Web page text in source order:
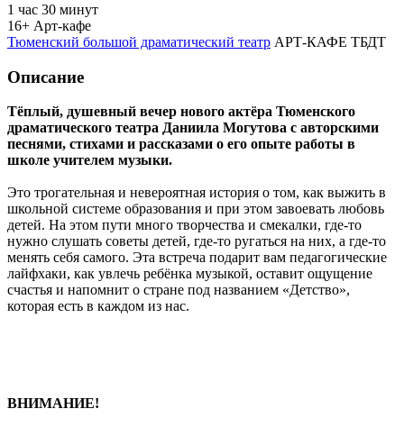
1 час 30 минут
16+ Арт-кафе
Тюменский большой драматический театр АРТ-КАФЕ ТБДТ
Описание
Тёплый, душевный вечер нового актёра Тюменского
драматического театра Даниила Могутова с авторскими
песнями, стихами и рассказами о его опыте работы в
школе учителем музыки.
Это трогательная и невероятная история о том, как выжить в
школьной системе образования и при этом завоевать любовь
детей. На этом пути много творчества и смекалки, где-то
нужно слушать советы детей, где-то ругаться на них, а где-то
менять себя самого. Эта встреча подарит вам педагогические
лайфхаки, как увлечь ребёнка музыкой, оставит ощущение
счастья и напомнит о стране под названием «Детство»,
которая есть в каждом из нас.
ВНИМАНИЕ!